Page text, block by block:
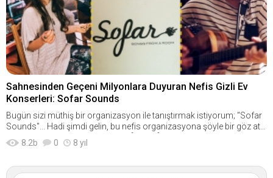
Sahnesinden Geçeni Milyonlara Duyuran Nefis Gizli Ev
Konserleri: Sofar Sounds
Bugün sizi müthiş bir organizasyon ile tanıştırmak istiyorum; "Sofar
Sounds"... Hadi şimdi gelin, bu nefis organizasyona şöyle bir göz atal
ım! Peki nedir bu Sofar Sounds? [RESIM]http://www.kaanintavsiyesi.
com/pictures/kesfet/12/68/sahnesinden-geceni-milyonlara-duyura
öyle düşünün: Ya sanatçılar bir evin salonunda çalıp söyleseydi ve k
8.2b 0 8 yıl